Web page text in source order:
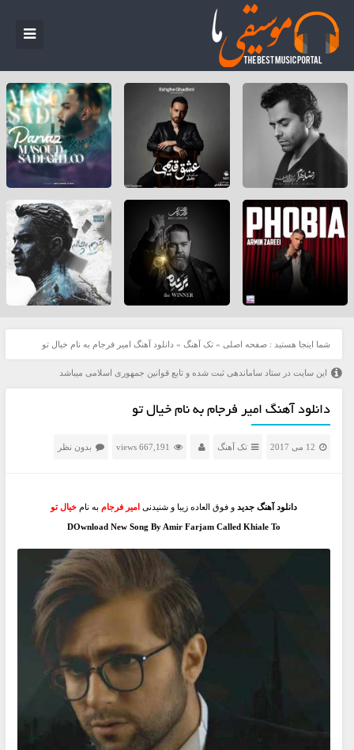
شما اینجا هستید : صفحه اصلی » تک آهنگ » دانلود آهنگ امیر فرجام به نام خیال تو
این سایت در ستاد ساماندهی ثبت شده و تابع قوانین جمهوری اسلامی میباشد
دانلود آهنگ امیر فرجام به نام خیال تو
12 می 2017 تک آهنگ 667,191 views بدون نظر
دانلود آهنگ جدیدو فوق العاده زیبا و شنیدنیامیر فرجام به نام خیال تو
DOwnload New Song By Amir Farjam Called Khiale To